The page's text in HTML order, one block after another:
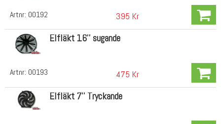
Artnr: 00192 395 Kr
Artnr: 00193
Elfläkt 16'' sugande
475 Kr
Elfläkt 7'' Tryckande